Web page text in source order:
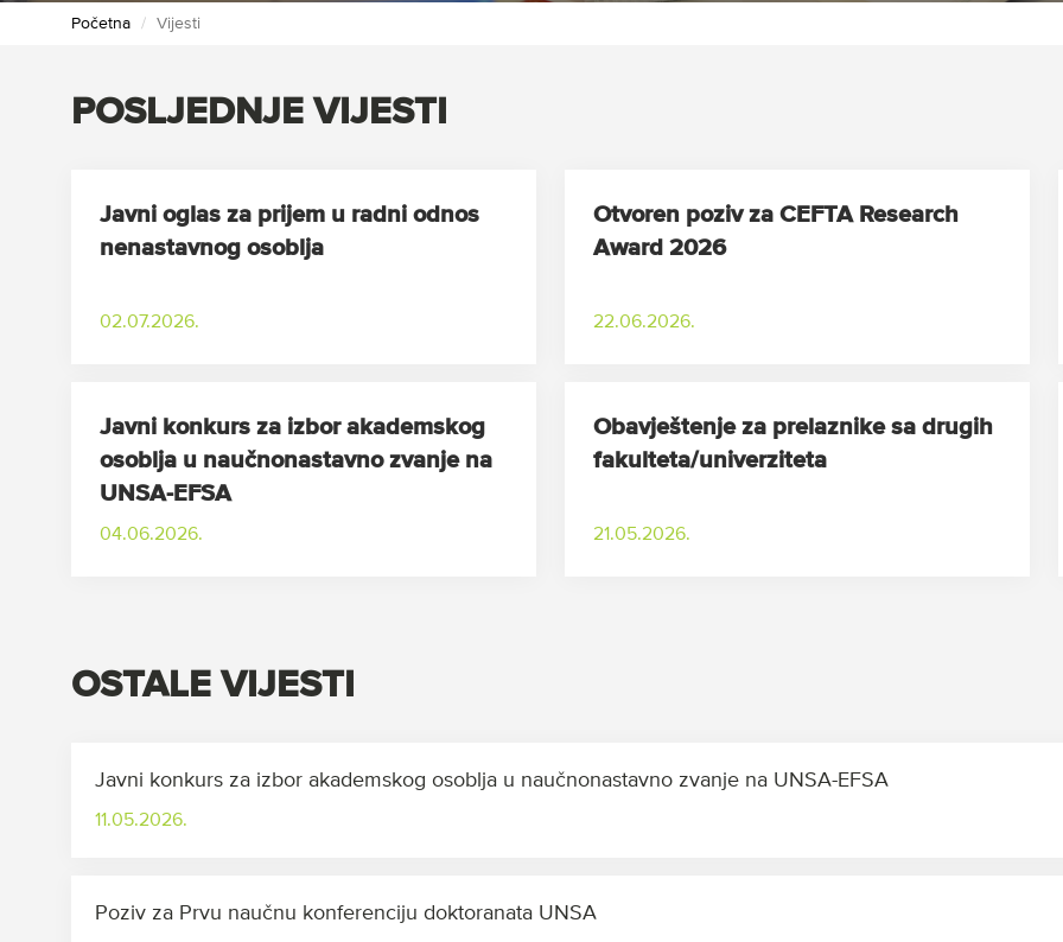
Početna Vijesti
POSLJEDNJE VIJESTI
Javni oglas za prijem u radni odnos
nenastavnog osoblja
02.07.2026.
Otvoren poziv za CEFTA Research
Award 2026
22.06.2026.
Javni konkurs za izbor akademskog
osoblja u naučnonastavno zvanje na
UNSA-EFSA
04.06.2026.
Obavještenje za prelaznike sa drugih
fakulteta/univerziteta
21.05.2026.
OSTALE VIJESTI
Javni konkurs za izbor akademskog osoblja u naučnonastavno zvanje na UNSA-EFSA
11.05.2026.
Poziv za Prvu naučnu konferenciju doktoranata UNSA